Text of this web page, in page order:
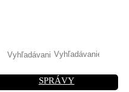
SPRÁVY